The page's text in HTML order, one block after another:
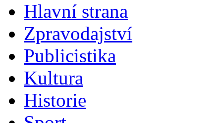
Hlavní strana
Zpravodajství
Publicistika
Kultura
Historie